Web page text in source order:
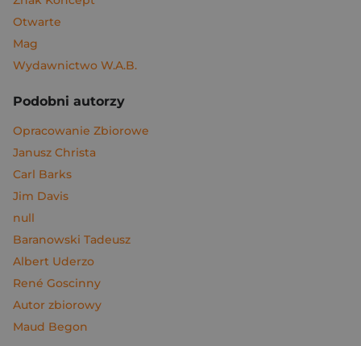
Otwarte
Mag
Wydawnictwo W.A.B.
Podobni autorzy
Opracowanie Zbiorowe
Janusz Christa
Carl Barks
Jim Davis
null
Baranowski Tadeusz
Albert Uderzo
René Goscinny
Autor zbiorowy
Maud Begon